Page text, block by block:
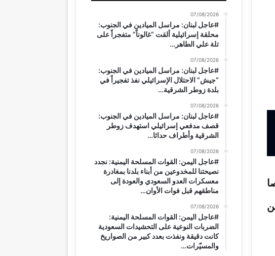
حرر 360 شخصا
07/08/2026
#عاجل لبنان: مراسل الميادين في الجنوب:
محلقة إسرائيلية ألقت “غالوناً” متفجراً على
تلة علي الطاهر…
07/08/2026
#عاجل لبنان: مراسل الميادين في الجنوب:
“جيش” الاحتلال الإسرائيلي نفذ تفجيراً في
بلدة زوطر الشرقية…
07/08/2026
#عاجل لبنان: مراسل الميادين في الجنوب:
قصف مدفعي إسرائيلي استهدف زوطر
الشرقية وأطراف حداثا…
07/08/2026
#عاجل اليمن: القوات المسلحة اليمنية: نجدد
نصيحتنا للمخدوعين من أبناء بلدنا بمغادرة
معسكرات العدو السعودي والعودة إلى
مناطقهم قبل فوات الأوان…
07/08/2026
#عاجل اليمن: القوات المسلحة اليمنية:
الضربات النوعية على التحشيدات السعودية
كانت دقيقة ونفذت بعدد كبير من الصواريخ
والمسيّرات…